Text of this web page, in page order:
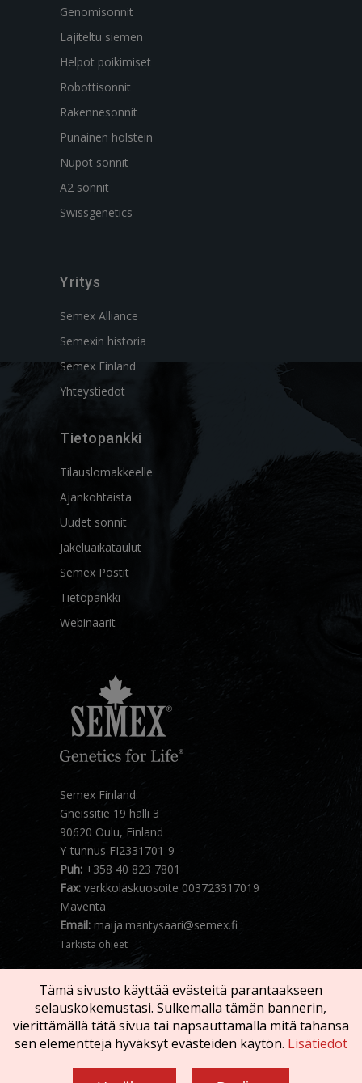
Genomisonnit
Lajiteltu siemen
Helpot poikimiset
Robottisonnit
Rakennesonnit
Punainen holstein
Nupot sonnit
A2 sonnit
Swissgenetics
Yritys
Semex Alliance
Semexin historia
Semex Finland
Yhteystiedot
Tietopankki
Tilauslomakkeelle
Ajankohtaista
Uudet sonnit
Jakeluaikataulut
Semex Postit
Tietopankki
Webinaarit
Semex Finland:
Gneissitie 19 halli 3
90620 Oulu, Finland
Y-tunnus FI2331701-9
Puh: +358 40 823 7801
Fax: verkkolaskuosoite 003723317019
Maventa
Email: maija.mantysaari@semex.fi
Tarkista ohjeet
Copyright © 2026 SEMEX. Kaikki oikeaudet
Tämä sivusto käyttää evästeitä parantaakseen
selauskokemustasi. Sulkemalla tämän bannerin,
vierittämällä tätä sivua tai napsauttamalla mitä tahansa
sen elementtejä hyväksyt evästeiden käytön. Lisätiedot